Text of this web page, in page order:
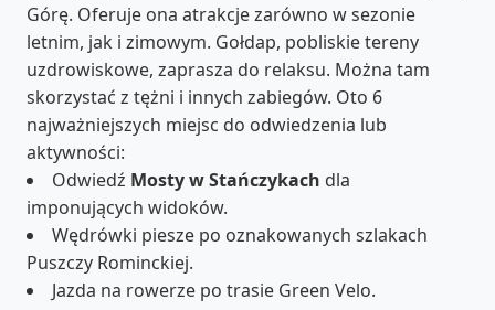
Górę. Oferuje ona atrakcje zarówno w sezonie
letnim, jak i zimowym. Gołdap, pobliskie tereny
uzdrowiskowe, zaprasza do relaksu. Można tam
skorzystać z tężni i innych zabiegów. Oto 6
najważniejszych miejsc do odwiedzenia lub
aktywności:
Odwiedź Mosty w Stańczykach dla
imponujących widoków.
Wędrówki piesze po oznakowanych szlakach
Puszczy Rominckiej.
Jazda na rowerze po trasie Green Velo.